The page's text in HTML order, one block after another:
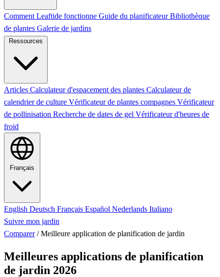
Comment Leaftide fonctionne Guide du planificateurBibliothèque
de plantes Galerie de jardins
Ressources
Articles Calculateur d'espacement des plantes Calculateur de
calendrier de culture Vérificateur de plantes compagnes Vérificateur
de pollinisation Recherche de dates de gel Vérificateur d'heures de
froid
Français
English Deutsch Français Español Nederlands Italiano
Suivre mon jardin
Comparer / Meilleure application de planification de jardin
Meilleures applications de planification
de jardin 2026